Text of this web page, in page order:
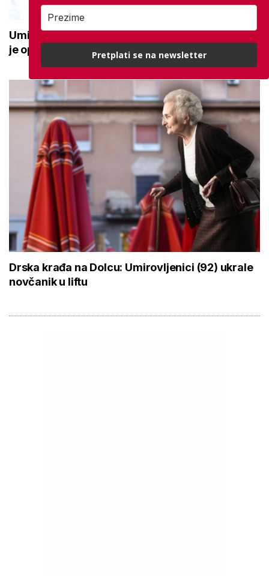
Umirovljenik ostao bez pola milijuna eura: Sada
je opet nasjeo na istu prijevaru
Drska krađa na Dolcu: Umirovljenici (92) ukrale
novčanik u liftu
Pretplati se na newsletter